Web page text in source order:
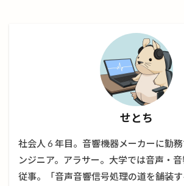
せとち
社会人 6 年目。音響機器メーカーに勤
ンジニア。アラサー。大学では音声・
従事。「音声音響信号処理の道を舗装